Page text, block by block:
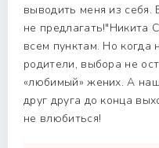
выводить меня из себя.
не предлагать!"Никита
всем пунктам. Но когда
родители, выбора не
«любимый» жених. А
друг друга до конца
не влюбиться!